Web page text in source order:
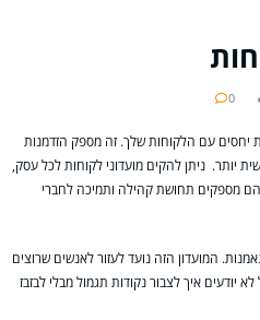
0
יחסים עם הלקוחות שלך. זה מספק הזדמנות
יותר. ניתן להקים מועדוני לקוחות לכל עסק,
הם מספקים תחושת קהילה ותמיכה לחברי
המועדון הזה נועד לעזור לאנשים שרוצים
יודעים איך לצבור נקודות תגמול מבלי לבזבז